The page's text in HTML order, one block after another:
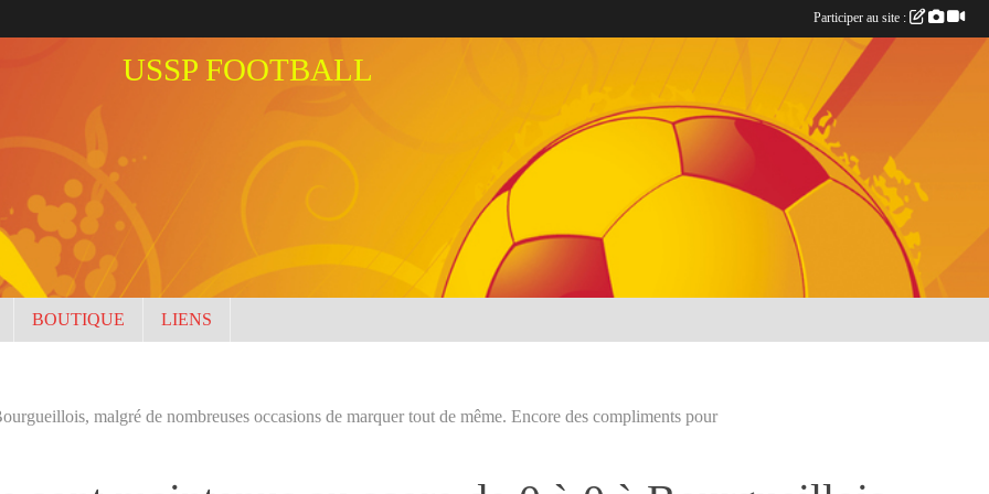
USSP FOOTBALL
BOUTIQUE LIENS
malgré de nombreuses occasions de marquer tout de même. Encore des compliments pour
Participer au site :